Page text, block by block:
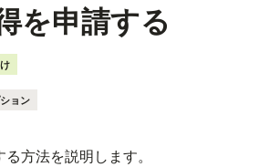
を申請する
ョン
方法を説明します。